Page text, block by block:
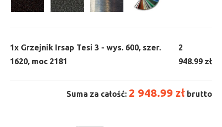
1x Grzejnik Irsap Tesi 3 - wys. 600, szer.
1620, moc 2181
2
948.99 zł
Suma za całość: 2 948.99 zł brutto